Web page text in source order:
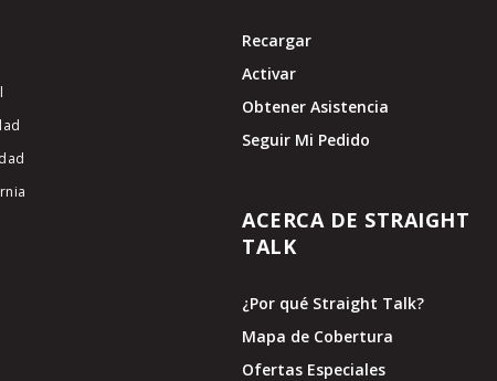
Recargar
Activar
Obtener Asistencia
Seguir Mi Pedido
ACERCA DE STRAIGHT
TALK
¿Por qué Straight Talk?
Mapa de Cobertura
Ofertas Especiales